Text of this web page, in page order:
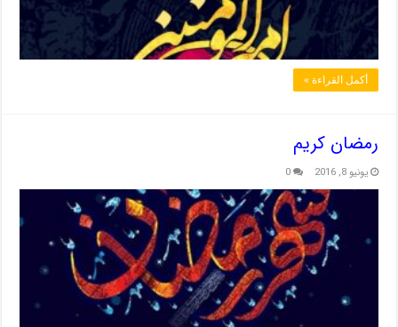
أكمل القراءة »
رمضان کریم
يونيو 8, 2016 0